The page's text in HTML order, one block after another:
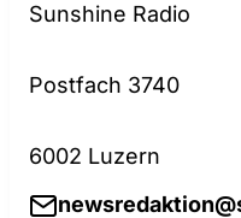
Sunshine Radio
Postfach 3740
6002 Luzern